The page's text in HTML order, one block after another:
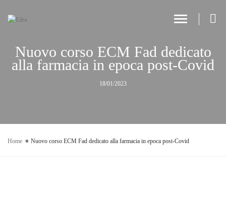
Toggle
Nuovo corso ECM Fad dedicato
alla farmacia in epoca post-Covid
18/01/2023
Home Nuovo corso ECM Fad dedicato alla farmacia in epoca post-Covid